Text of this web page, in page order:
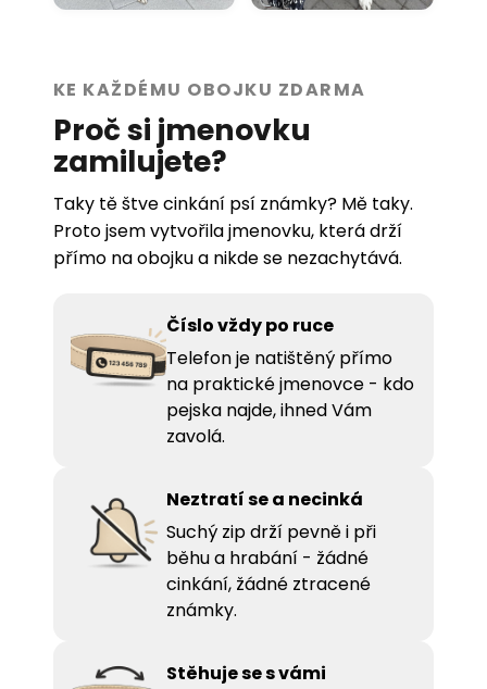
KE KAŽDÉMU OBOJKU ZDARMA
Proč si jmenovku
zamilujete?
Taky tě štve cinkání psí známky? Mě taky.
Proto jsem vytvořila jmenovku, která drží
přímo na obojku a nikde se nezachytává.
Číslo vždy po ruce
Telefon je natištěný přímo
na praktické jmenovce - kdo
pejska najde, ihned Vám
zavolá.
Neztratí se a necinká
Suchý zip drží pevně i při
běhu a hrabání - žádné
cinkání, žádné ztracené
známky.
Stěhuje se s vámi